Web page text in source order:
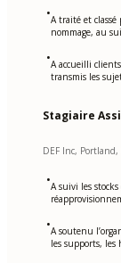
•A traité et
nommage, au
•A accueilli
transmis les
Stagiaire
DEF Inc, Portland,
•A suivi les
•A soutenu
les supports, les